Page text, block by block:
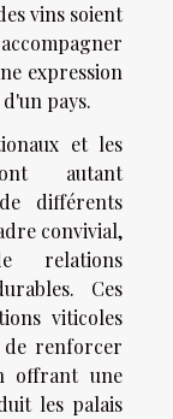
vins soient
expression
pays.
et les
autant
différents
convivial,
relations
Ces
viticoles
renforcer
offrant une
les palais